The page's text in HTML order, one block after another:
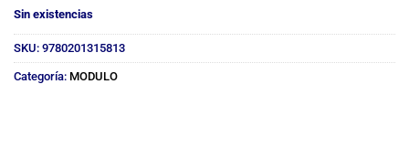
Sin existencias
SKU: 9780201315813
Categoría: MODULO